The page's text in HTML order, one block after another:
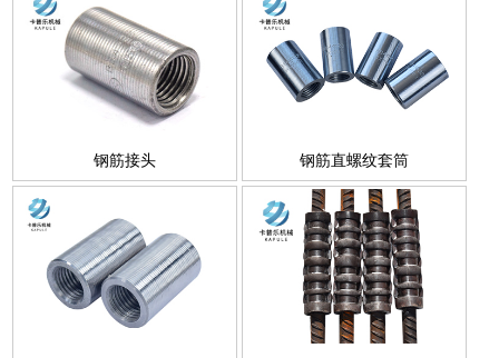
钢筋接头 钢筋直螺纹套筒